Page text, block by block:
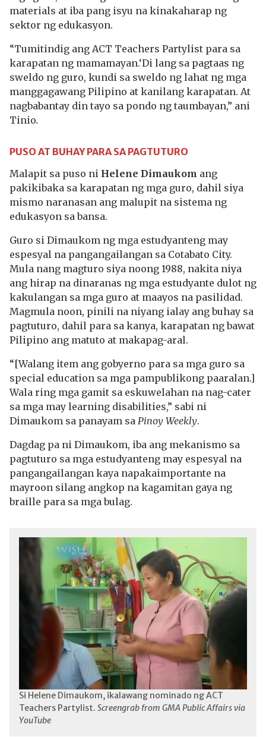
materials at iba pang isyu na kinakaharap ng
sektor ng edukasyon.
“Tumitindig ang ACT Teachers Partylist para sa
karapatan ng mamamayan.‘Di lang sa pagtaas ng
sweldo ng guro, kundi sa sweldo ng lahat ng mga
manggagawang Pilipino at kanilang karapatan. At
nagbabantay din tayo sa pondo ng taumbayan,” ani
Tinio.
PUSO AT BUHAY PARA SA PAGTUTURO
Malapit sa puso ni Helene Dimaukom ang
pakikibaka sa karapatan ng mga guro, dahil siya
mismo naranasan ang malupit na sistema ng
edukasyon sa bansa.
Guro si Dimaukom ng mga estudyanteng may
espesyal na pangangailangan sa Cotabato City.
Mula nang magturo siya noong 1988, nakita niya
ang hirap na dinaranas ng mga estudyante dulot ng
kakulangan sa mga guro at maayos na pasilidad.
Magmula noon, pinili na niyang ialay ang buhay sa
pagtuturo, dahil para sa kanya, karapatan ng bawat
Pilipino ang matuto at makapag-aral.
“[Walang item ang gobyerno para sa mga guro sa
special education sa mga pampublikong paaralan.]
Wala ring mga gamit sa eskuwelahan na nag-cater
sa mga may learning disabilities,” sabi ni
Dimaukom sa panayam sa Pinoy Weekly.
Dagdag pa ni Dimaukom, iba ang mekanismo sa
pagtuturo sa mga estudyanteng may espesyal na
pangangailangan kaya napakaimportante na
mayroon silang angkop na kagamitan gaya ng
braille para sa mga bulag.
Si Helene Dimaukom, ikalawang nominado ng ACT
Teachers Partylist. Screengrab from GMA Public Affairs via
YouTube